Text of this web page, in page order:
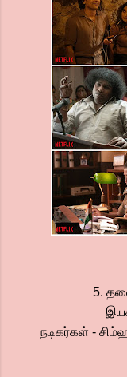
5.
நடிகர்கள் -